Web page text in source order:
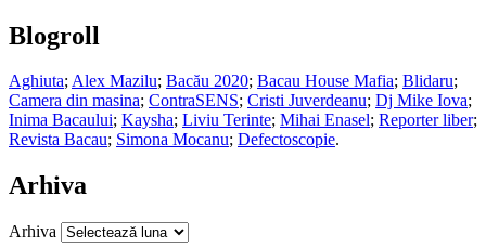
Blogroll
Aghiuta;Alex Mazilu; Bacău 2020; Bacau House Mafia; Blidaru;
Camera din masina; ContraSENS; Cristi Juverdeanu; Dj Mike Iova;
Inima Bacaului; Kaysha; Liviu Terinte; Mihai Enasel; Reporter liber;
Revista Bacau; Simona Mocanu; Defectoscopie.
Arhiva
Arhiva